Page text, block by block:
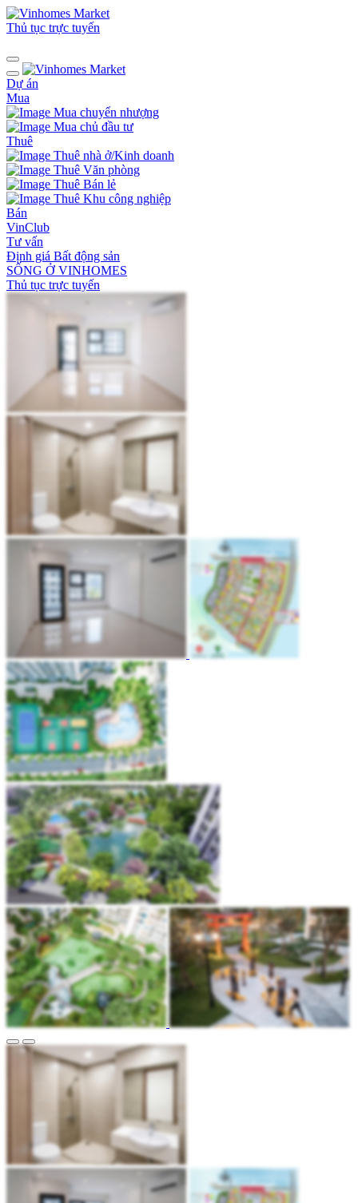
Thủ tục trực tuyến
Dự án
Mua
Mua chuyển nhượng
Mua chủ đầu tư
Thuê
Thuê nhà ở/Kinh doanh
Thuê Văn phòng
Thuê Bán lẻ
Thuê Khu công nghiệp
Bán
VinClub
Tư vấn
Định giá Bất động sản
SỐNG Ở VINHOMES
Thủ tục trực tuyến